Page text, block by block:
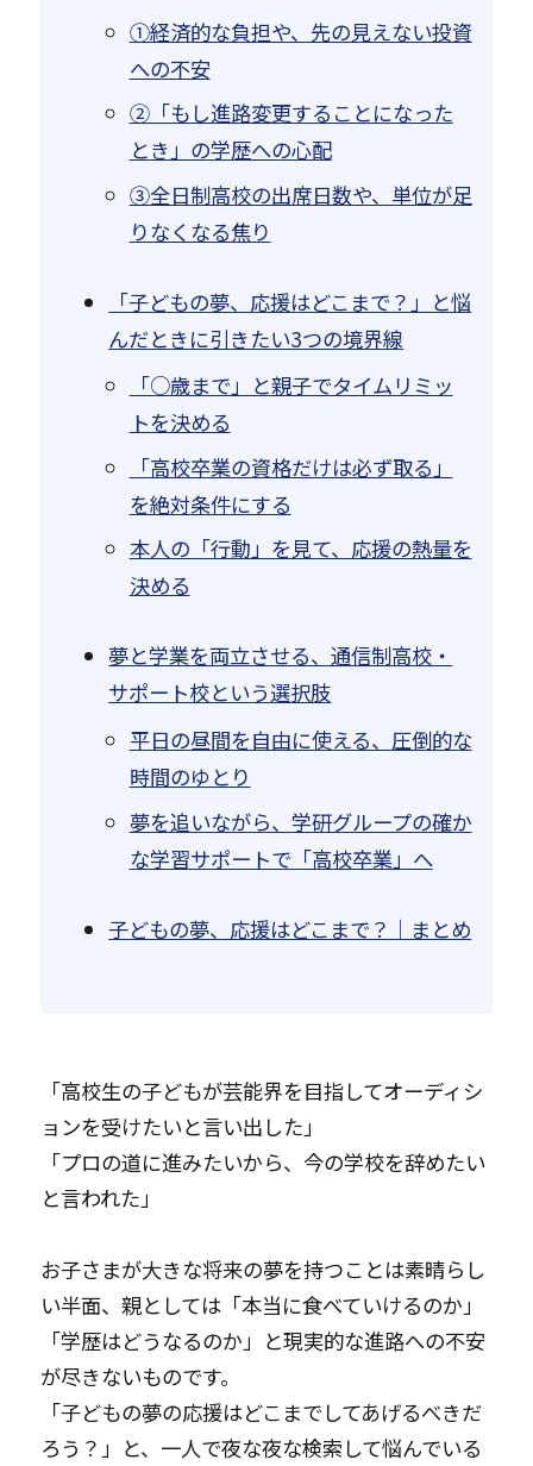
①経済的な負担や、先の見えない投資
への不安
②「もし進路変更することになった
とき」の学歴への心配
③全日制高校の出席日数や、単位が足
りなくなる焦り
「子どもの夢、応援はどこまで？」と悩
んだときに引きたい3つの境界線
「○歳まで」と親子でタイムリミッ
トを決める
「高校卒業の資格だけは必ず取る」
を絶対条件にする
本人の「行動」を見て、応援の熱量を
決める
夢と学業を両立させる、通信制高校・
サポート校という選択肢
平日の昼間を自由に使える、圧倒的な
時間のゆとり
夢を追いながら、学研グループの確か
な学習サポートで「高校卒業」へ
子どもの夢、応援はどこまで？｜まとめ
「高校生の子どもが芸能界を目指してオーディシ
ョンを受けたいと言い出した」
「プロの道に進みたいから、今の学校を辞めたい
と言われた」
お子さまが大きな将来の夢を持つことは素晴らし
い半面、親としては「本当に食べていけるのか」
「学歴はどうなるのか」と現実的な進路への不安
が尽きないものです。
「子どもの夢の応援はどこまでしてあげるべきだ
ろう？」と、一人で夜な夜な検索して悩んでいる